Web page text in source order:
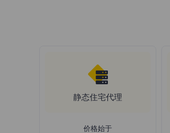
静态住宅代理
价格始于